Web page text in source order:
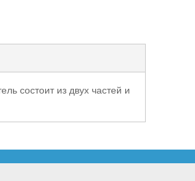
состоит из двух частей и